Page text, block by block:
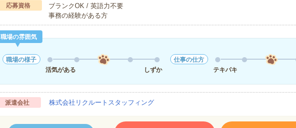
応募資格
ブランクOK / 英語力不要
事務の経験がある方
職場の雰囲気
職場の様子
活気がある
しずか
仕事の仕方
テキパキ
派遣会社 株式会社リクルートスタッフィング